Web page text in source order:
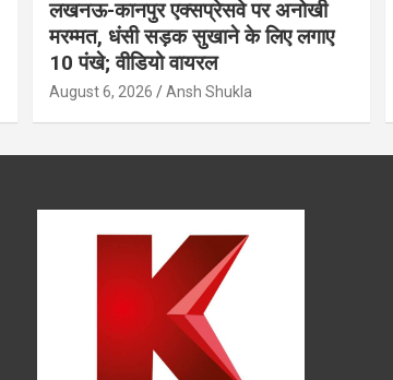
लखनऊ-कानपुर एक्सप्रेसवे पर अनोखी
मरम्मत, धंसी सड़क सुखाने के लिए लगाए
10 पंखे; वीडियो वायरल
August 6, 2026 Ansh Shukla